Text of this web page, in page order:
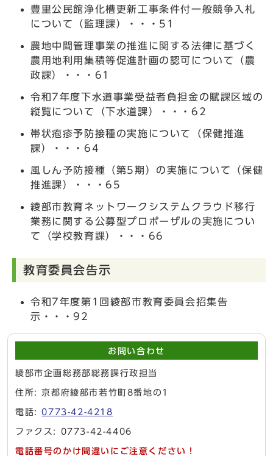
豊里公民館浄化槽更新工事条件付一般競争入札
について（監理課）・・・51
農地中間管理事業の推進に関する法律に基づく
農用地利用集積等促進計画の認可について（農
政課）・・・61
令和7年度下水道事業受益者負担金の賦課区域の
縦覧について（下水道課）・・・62
帯状疱疹予防接種の実施について（保健推進
課）・・・64
風しん予防接種（第5期）の実施について（保健
推進課）・・・65
綾部市教育ネットワークシステムクラウド移行
業務に関する公募型プロポーザルの実施につい
て（学校教育課）・・・66
教育委員会告示
令和7年度第1回綾部市教育委員会招集告
示・・・92
お問い合わせ
綾部市企画総務部総務課行政担当
住所: 京都府綾部市若竹町8番地の1
電話:0773-42-4218
ファクス: 0773-42-4406
電話番号のかけ間違いにご注意ください！